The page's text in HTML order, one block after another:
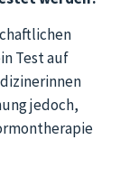
Test auf
jedoch,